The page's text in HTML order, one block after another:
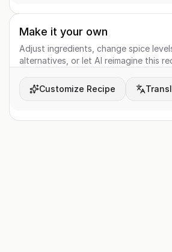
Make it your own
Adjust ingredients, change spice
alternatives, or let AI reimagine this
Customize Recipe